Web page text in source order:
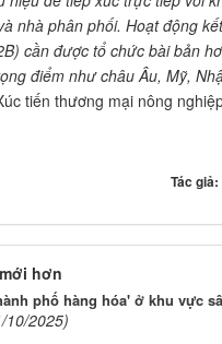
nhà phân phối. Hoạt động
cần được tổ chức bài bản
điểm như châu Âu, Mỹ,
tiến thương mại nông
Tác giả:
hơn
phố hàng hóa' ở khu vực
10/2025)